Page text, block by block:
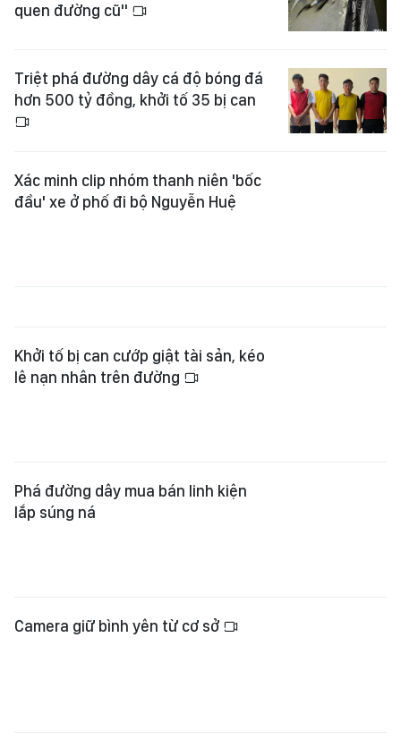
quen đường cũ"
Triệt phá đường dây cá độ bóng đá
hơn 500 tỷ đồng, khởi tố 35 bị can
Xác minh clip nhóm thanh niên 'bốc
đầu' xe ở phố đi bộ Nguyễn Huệ
lê nạn nhân trên đường